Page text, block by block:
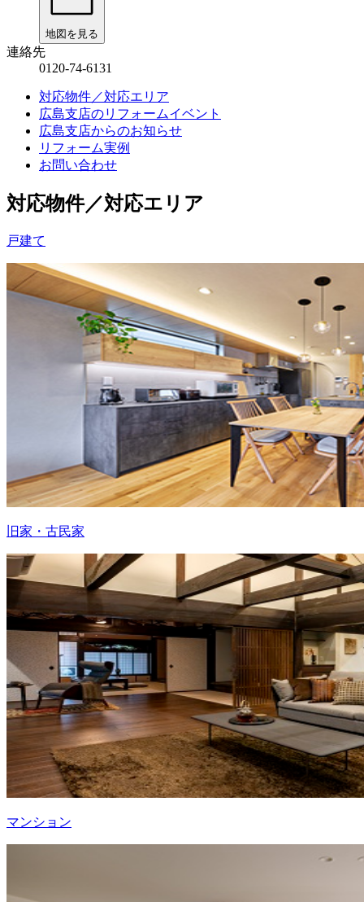
地図を見る
連絡先
0120-74-6131
対応物件／対応エリア
広島支店のリフォームイベント
広島支店からのお知らせ
リフォーム実例
お問い合わせ
対応物件／対応エリア
戸建て
旧家・古民家
マンション